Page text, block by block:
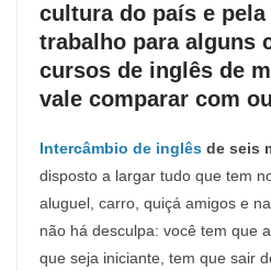
cultura do país e
trabalho para alguns
cursos de inglês de
vale comparar com
Intercâmbio de inglês de seis
disposto a largar tudo que tem
aluguel, carro, quiçá amigos e
não há desculpa: você tem que
que seja iniciante, tem que sair